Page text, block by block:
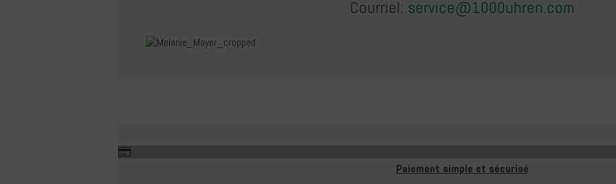
Courriel: service@1000uhren.com
Paiement simple et sécurisé